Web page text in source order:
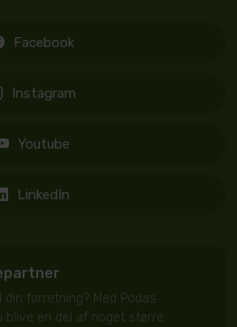
Facebook
Instagram
Youtube
LinkedIn
forretning? Med Podas
en del af noget større.